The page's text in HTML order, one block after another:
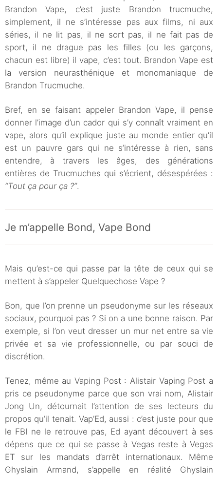
Brandon Vape, c’est juste Brandon trucmuche,
simplement, il ne s’intéresse pas aux films, ni aux
séries, il ne lit pas, il ne sort pas, il ne fait pas de
sport, il ne drague pas les filles (ou les garçons,
chacun est libre) il vape, c’est tout. Brandon Vape est
la version neurasthénique et monomaniaque de
Brandon Trucmuche.
Bref, en se faisant appeler Brandon Vape, il pense
donner l’image d’un cador qui s’y connaît vraiment en
vape, alors qu’il explique juste au monde entier qu’il
est un pauvre gars qui ne s’intéresse à rien, sans
entendre, à travers les âges, des générations
entières de Trucmuches qui s’écrient, désespérées :
“Tout ça pour ça ?”.
Je m’appelle Bond, Vape Bond
Mais qu’est-ce qui passe par la tête de ceux qui se
mettent à s’appeler Quelquechose Vape ?
Bon, que l’on prenne un pseudonyme sur les réseaux
sociaux, pourquoi pas ? Si on a une bonne raison. Par
exemple, si l’on veut dresser un mur net entre sa vie
privée et sa vie professionnelle, ou par souci de
discrétion.
Tenez, même au Vaping Post : Alistair Vaping Post a
pris ce pseudonyme parce que son vrai nom, Alistair
Jong Un, détournait l’attention de ses lecteurs du
propos qu’il tenait. Vap’Ed, aussi : c’est juste pour que
le FBI ne le retrouve pas, Ed ayant découvert à ses
dépens que ce qui se passe à Vegas reste à Vegas
ET sur les mandats d’arrêt internationaux. Même
Ghyslain Armand, s’appelle en réalité Ghyslain